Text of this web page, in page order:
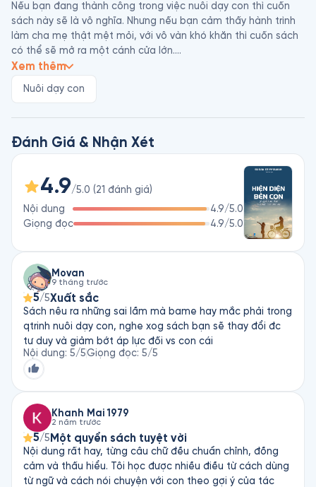
Nếu bạn đang thành công trong việc nuôi dạy con thì cuốn
sách này sẽ là vô nghĩa. Nhưng nếu bạn cảm thấy hành trình
làm cha mẹ thật mệt mỏi, với vô vàn khó khăn thì cuốn sách
có thể sẽ mở ra một cánh cửa lớn.
giúp bạn mở cánh cửa tâm hồn của chính mình. Cuốn sách
đề của chính bạn, những tổn thương, mô thức trong tâm bạn.
Chứa đầy những lời khuyên thiết thực, bài tập hữu ích và
những câu chuyện hấp dẫn từ công việc trị liệu tâm lý của tác
giả, Hiện Diện Bên Con giúp chúng ta trở thành bậc cha mẹ
mà chúng ta mong muốn đồng thời nuôi dạy những đứa trẻ
tự tin và biết quan tâm. Susan Stiffelman sẽ giúp bạn hiểu
rằng sự diệu kỳ của việc làm cha mẹ hoá ra không phải chỉ
nằm ở việc nuôi lớn một con người, mà còn ở hành trình
Xem thêm
Nuôi dạy con
Đánh Giá & Nhận Xét
4.9/5.0 (21 đánh giá)
Nội dung
4.9/5.0
Giọng đọc
4.9/5.0
Movan
9 tháng trước
5/5Xuất sắc
Sách nêu ra những sai lầm mà bame hay mắc phải trong
qtrinh nuôi dạy con, nghe xog sách bạn sẽ thay đổi đc
tư duy và giảm bớt áp lực đối vs con cái
Nội dung: 5/5Giọng đọc: 5/5
Khanh Mai 1979
2 năm trước
5/5 Một quyển sách tuyệt vời
Nội dung rất hay, từng câu chữ đều chuẩn chỉnh, đồng
cảm và thấu hiểu. Tôi học được nhiều điều từ cách dùng
từ ngữ và cách nói chuyện với con theo gợi ý của tác